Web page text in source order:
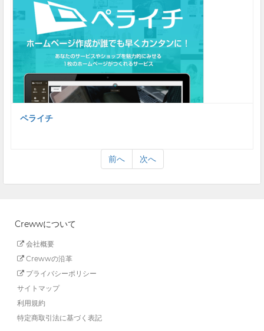
ペライチ
前へ 次へ
Crewwについて
会社概要
Crewwの沿革
プライバシーポリシー
サイトマップ
利用規約
特定商取引法に基づく表記